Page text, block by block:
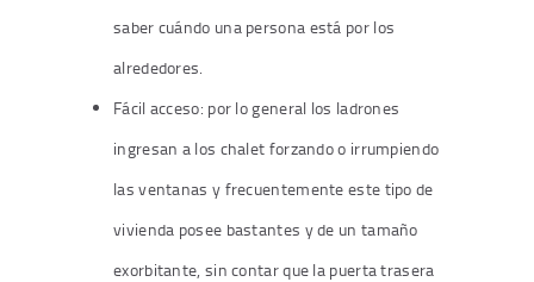
saber cuándo una persona está por los
alrededores.
Fácil acceso: por lo general los ladrones
ingresan a los chalet forzando o irrumpiendo
las ventanas y frecuentemente este tipo de
vivienda posee bastantes y de un tamaño
exorbitante, sin contar que la puerta trasera